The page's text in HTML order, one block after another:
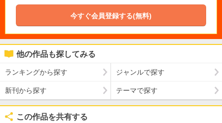
今すぐ会員登録する(無料)
他の作品も探してみる
ランキングから探す ジャンルで探す
新刊から探す テーマで探す
この作品を共有する